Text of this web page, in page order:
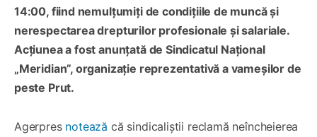
14:00, fiind nemulțumiți de condițiile de muncă și
nerespectarea drepturilor profesionale și salariale.
Acțiunea a fost anunțată de Sindicatul Național
„Meridian”, organizație reprezentativă a vameșilor de
peste Prut.
Agerpres notează că sindicaliștii reclamă neîncheierea